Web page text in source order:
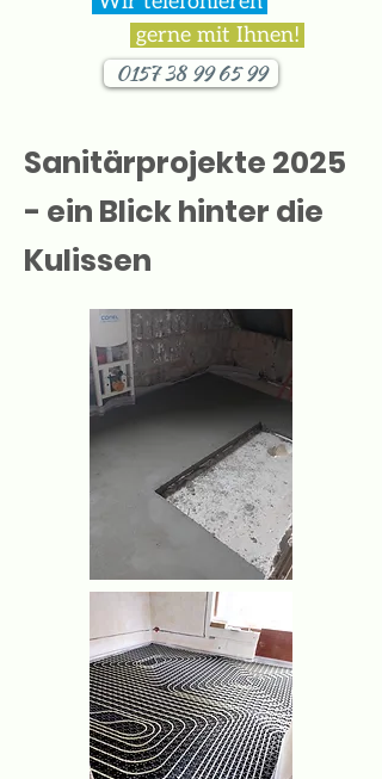
gerne mit Ihnen!
0157 38 99 65 99
Sanitärprojekte 2025
- ein Blick hinter die
Kulissen